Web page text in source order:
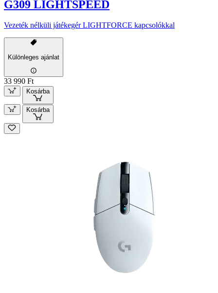
G309 LIGHTSPEED
Vezeték nélküli játékegér LIGHTFORCE kapcsolókkal
Különleges ajánlat
33 990 Ft
Kosárba
Kosárba